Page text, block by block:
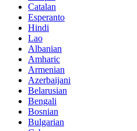
Catalan
Esperanto
Hindi
Lao
Albanian
Amharic
Armenian
Azerbaijani
Belarusian
Bengali
Bosnian
Bulgarian